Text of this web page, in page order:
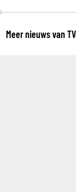
Meer nieuws van